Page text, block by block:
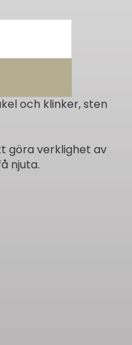
och klinker, sten
göra verklighet av
njuta.